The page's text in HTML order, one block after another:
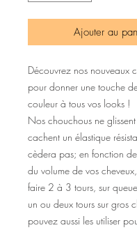
Ajouter au
Découvrez nos nouveaux
pour donner une touche
couleur à tous vos looks !
Nos chouchous ne
cachent un élastique
cèdera pas; en fonction
du volume de vos
faire 2 à 3 tours, sur
un ou deux tours sur gros
pouvez aussi les utiliser